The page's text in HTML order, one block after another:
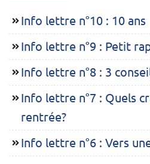
Info lettre n°10 : 10 ans
Info lettre n°9 : Petit
Info lettre n°8 : 3
Info lettre n°7 : Quels
rentrée?
Info lettre n°6 : Vers